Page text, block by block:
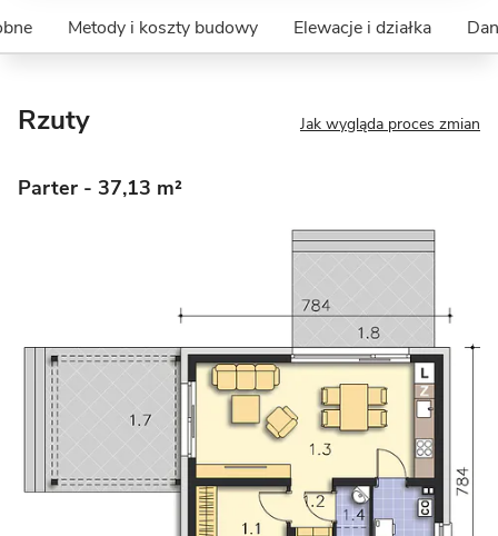
Metody i koszty budowy Elewacje i działka
Rzuty Jak wygląda proces zmian
Parter - 37,13 m²